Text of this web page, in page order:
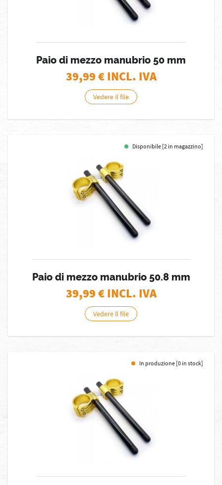
Paio di mezzo manubrio 50 mm
39,99€ INCL. IVA
Vedere il file
Disponibile [2 in magazzino]
Paio di mezzo manubrio 50.8 mm
39,99€ INCL. IVA
Vedere il file
In produzione [0 in stock]